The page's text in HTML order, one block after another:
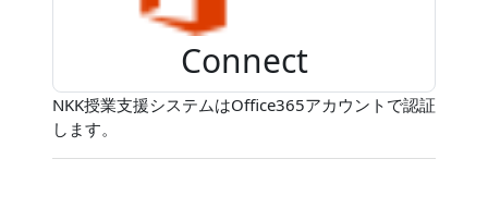
Connect
NKK授業支援システムはOffice365アカウントで認証
します。